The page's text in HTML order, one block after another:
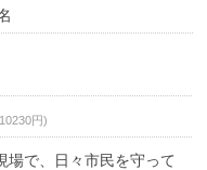
円)
場で、日々市民を守って